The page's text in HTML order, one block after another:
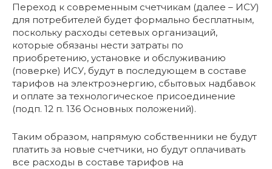
Переход к современным счетчикам (далее – ИСУ)
для потребителей будет формально бесплатным,
поскольку расходы сетевых организаций,
которые обязаны нести затраты по
приобретению, установке и обслуживанию
(поверке) ИСУ, будут в последующем в составе
тарифов на электроэнергию, сбытовых надбавок
и оплате за технологическое присоединение
(подп. 12 п. 136 Основных положений).
Таким образом, напрямую собственники не будут
платить за новые счетчики, но будут оплачивать
все расходы в составе тарифов на